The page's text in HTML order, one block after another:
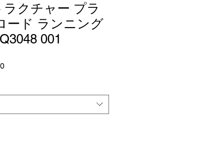
クチャー プラ
ード ランニング
001
セ
価